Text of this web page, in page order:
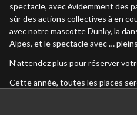
spectacle, avec évidemment des
sûr des actions collectives à en
avec notre mascotte Dunky, la
Alpes, et le spectacle avec …
N’attendez plus pour réserver
Cette année, toutes les places